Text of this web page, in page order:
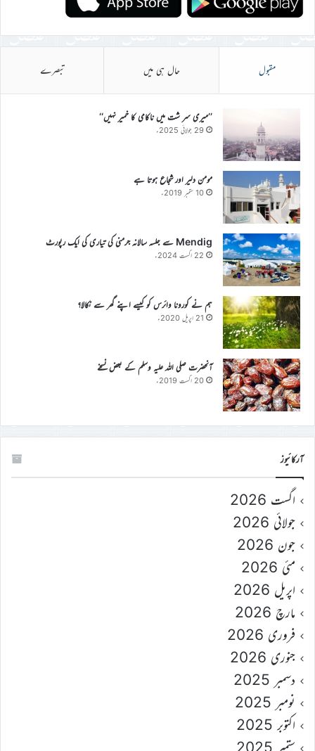
مقبول حال ہی میں تبصرے
’’میری سر شت میں ناکامی کا خمیر نہیں‘‘
29 جولائی 2025ء
مومن دلیر اور شجاع ہوتا ہے
10 ستمبر 2019ء
Mendig سے جلسہ سالانہ جرمنی کی تیاری کی ایک رپورٹ
22 اگست 2024ء
ہم نے کورونا وائرس کو کیسے اپنے گھر سے نکالا؟
21 اپریل 2020ء
آنحضرت صلی اللہ علیہ وسلم کے بعض نسخے
20 اگست 2019ء
آرکائیوز
اگست 2026
جولائی 2026
جون 2026
مئی 2026
اپریل 2026
مارچ 2026
فروری 2026
جنوری 2026
دسمبر 2025
نومبر 2025
اکتوبر 2025
ستمبر 2025